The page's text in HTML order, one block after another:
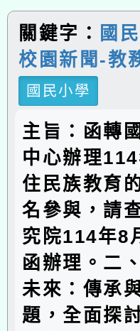
關鍵字：
國
校園新聞-教
國民小學
主旨：函轉
中心辦理
住民族教育
名參與，請
究院114年8
函辦理。二
未來：傳承
題，全面探